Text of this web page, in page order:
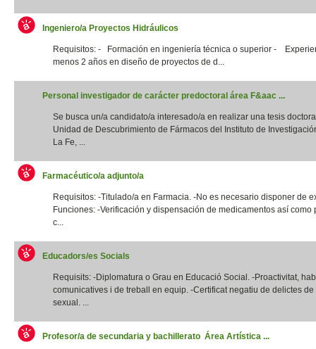
Ingeniero/a Proyectos Hidráulicos
Requisitos: - Formación en ingeniería técnica o superior -
menos 2 años en diseño de proyectos de d...
Personal investigador de carácter predoctoral área F&aac ...
Se busca un/a candidato/a interesado/a en realizar una tesis
Unidad de Descubrimiento de Fármacos del Instituto de
La Fe, ...
Farmacéutico/a adjunto/a
Requisitos: -Titulado/a en Farmacia. -No es necesario disponer de
Funciones: -Verificación y dispensación de medicamentos así como
c...
Educadors/es Socials
Requisits: -Diplomatura o Grau en Educació Social. -Proactivitat,
comunicatives i de treball en equip. -Certificat negatiu de delictes
sexual. ...
Profesor/a de secundaria y bachillerato Área Artística ...